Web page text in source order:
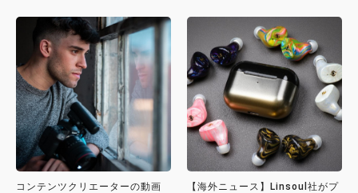
コンテンツクリエーターの動画
【海外ニュース】Linsoul社がプ